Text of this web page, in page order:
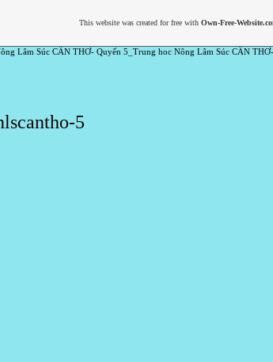
Lâm Súc CẦN THƠ- Quyển 5_Trung hoc Nông Lâm Súc CẦN
5
This website was created for free with Own-Free-